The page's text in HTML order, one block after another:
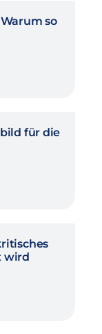
so
für die
wird